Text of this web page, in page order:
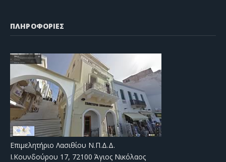
ΠΛΗΡΟΦΟΡΙΕΣ
Επιμελητήριο Λασιθίου Ν.Π.Δ.Δ.
Ι.Κουνδούρου 17, 72100 Άγιος Νικόλαος